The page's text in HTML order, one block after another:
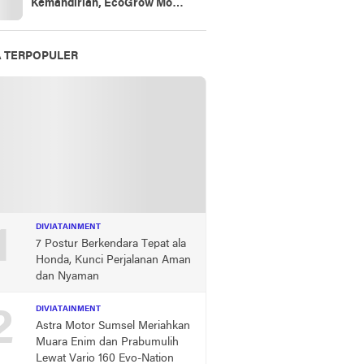
Kemandirian, EcoGrow Mom
Karangan
TERPOPULER
DIVIATAINMENT
7 Postur Berkendara Tepat ala
Honda, Kunci Perjalanan Aman
dan Nyaman
DIVIATAINMENT
Astra Motor Sumsel Meriahkan
Muara Enim dan Prabumulih
Lewat Vario 160 Evo-Nation